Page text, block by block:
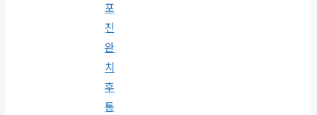
포
진
완
치
후
통